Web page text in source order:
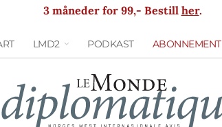
3 måneder for 99,- Bestill her.
LMD2 PODKAST ABONNEMENT